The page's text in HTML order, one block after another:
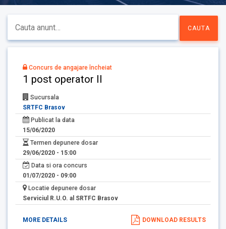
Concurs de angajare încheiat
1 post operator II
Sucursala
SRTFC Brasov
Publicat la data
15/06/2020
Termen depunere dosar
29/06/2020 - 15:00
Data si ora concurs
01/07/2020 - 09:00
Locatie depunere dosar
Serviciul R.U.O. al SRTFC Brasov
MORE DETAILS DOWNLOAD RESULTS